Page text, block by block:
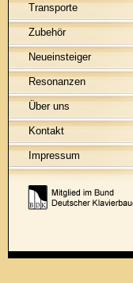
Transporte
Zubehör
Neueinsteiger
Resonanzen
Über uns
Kontakt
Impressum